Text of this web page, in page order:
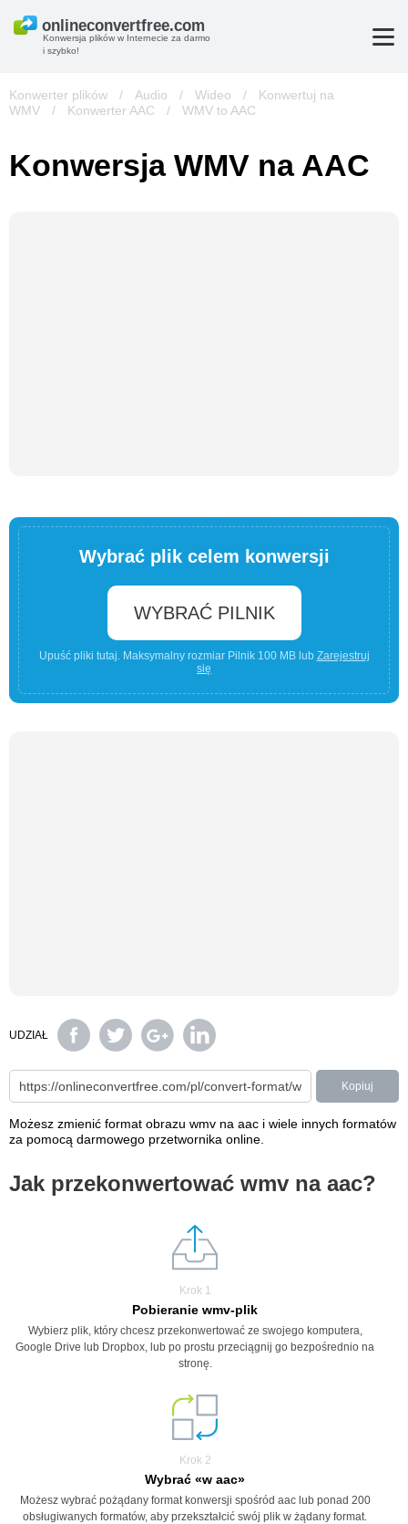
Konwersja plików w Internecie za darmo
i szybko!
Konwerter plików / Audio / Wideo /
Konwertuj na
WMV
/ Konwerter AAC / WMV to AAC
Konwersja WMV na AAC
Wybrać plik celem konwersji
WYBRAĆ PILNIK
Upuść pliki tutaj. Maksymalny rozmiar Pilnik 100 MB lub Zarejestruj
się
UDZIAŁ
Kopiuj
Możesz zmienić format obrazu wmv na aac i wiele innych formatów
za pomocą darmowego przetwornika online.
Jak przekonwertować wmv na aac?
Krok 1
Pobieranie wmv-plik
Wybierz plik, który chcesz przekonwertować ze swojego komputera,
Google Drive lub Dropbox, lub po prostu przeciągnij go bezpośrednio na
stronę.
Krok 2
Wybrać «w aac»
Możesz wybrać pożądany format konwersji spośród aac lub ponad 200
obsługiwanych formatów, aby przekształcić swój plik w żądany format.